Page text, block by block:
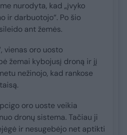
nurodyta, kad „įvyko
ir darbuotojo“. Po šio
ant žemės.
vienas oro uosto
žemai kybojusį droną ir jį
nežinojo, kad rankose
oro uoste veikia
dronų sistema. Tačiau ji
ir nesugebėjo net aptikti